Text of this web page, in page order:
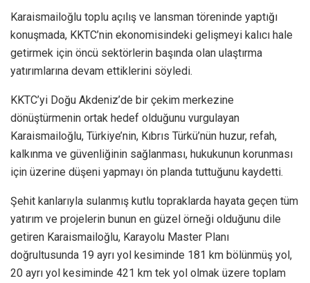
Karaismailoğlu toplu açılış ve lansman töreninde yaptığı
konuşmada, KKTC’nin ekonomisindeki gelişmeyi kalıcı hale
getirmek için öncü sektörlerin başında olan ulaştırma
yatırımlarına devam ettiklerini söyledi.
KKTC’yi Doğu Akdeniz’de bir çekim merkezine
dönüştürmenin ortak hedef olduğunu vurgulayan
Karaismailoğlu, Türkiye’nin, Kıbrıs Türkü’nün huzur, refah,
kalkınma ve güvenliğinin sağlanması, hukukunun korunması
için üzerine düşeni yapmayı ön planda tuttuğunu kaydetti.
Şehit kanlarıyla sulanmış kutlu topraklarda hayata geçen tüm
yatırım ve projelerin bunun en güzel örneği olduğunu dile
getiren Karaismailoğlu, Karayolu Master Planı
doğrultusunda 19 ayrı yol kesiminde 181 km bölünmüş yol,
20 ayrı yol kesiminde 421 km tek yol olmak üzere toplam